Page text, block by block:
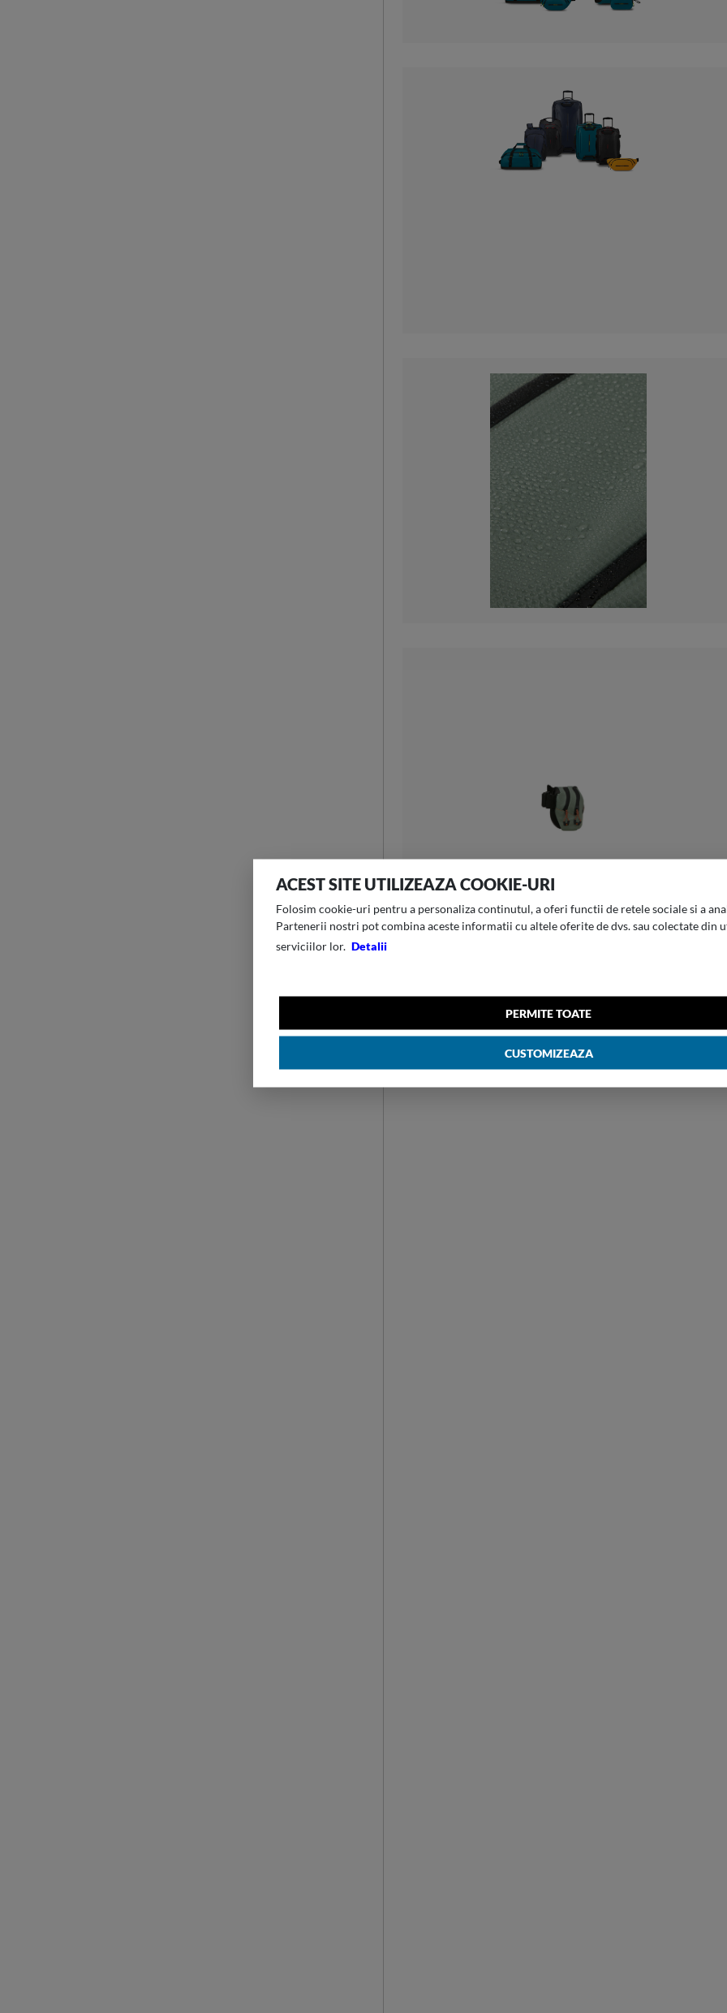
ACEST SITE UTILIZEAZA COOKIE-URI
Folosim cookie-uri pentru a personaliza continutul, a oferi functii de retele sociale si a
Partenerii nostri pot combina aceste informatii cu altele oferite de dvs. sau colectate din
serviciilor lor. Detalii
PERMITE TOATE
CUSTOMIZEAZA
Greutate
0.2 kg
3 L
Dimensiuni (L x l x h)
35 x 10 x 16 CM